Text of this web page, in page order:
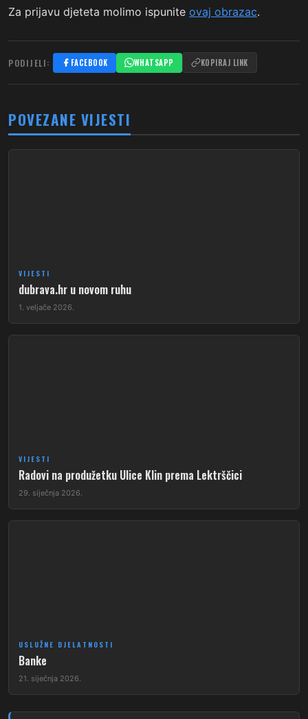
Za prijavu djeteta molimo ispunite ovaj obrazac.
PODIJELI: FACEBOOK WHATSAPP KOPIRAJ LINK
POVEZANE VIJESTI
VIJESTI
dubrava.hr u novom ruhu
1. veljače 2026.
VIJESTI
Radovi na produžetku Ulice Klin prema Lektrščici
29. siječnja 2026.
USLUŽNE DJELATNOSTI
Banke
21. siječnja 2026.